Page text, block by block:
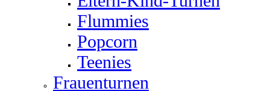
Flummies
Popcorn
Teenies
Frauenturnen